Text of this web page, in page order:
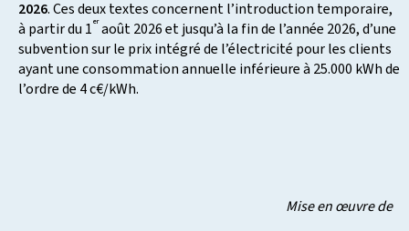
2026. Ces deux textes concernent l’introduction temporaire,
à partir du 1eraoût 2026 et jusqu’à la fin de l’année 2026, d’une
subvention sur le prix intégré de l’électricité pour les clients
ayant une consommation annuelle inférieure à 25.000 kWh de
l’ordre de 4 c€/kWh.
Mise en œuvre de